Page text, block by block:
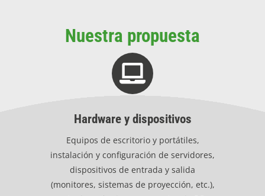
Nuestra propuesta
Hardware y dispositivos
Equipos de escritorio y portátiles,
instalación y configuración de servidores,
dispositivos de entrada y salida
(monitores, sistemas de proyección, etc.),